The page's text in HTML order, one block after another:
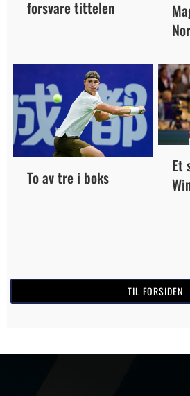
forsvare tittelen
To av tre i boks
Et
TIL FORSIDEN